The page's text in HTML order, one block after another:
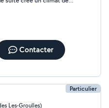
Contacter
Particulier
Les-Groulles)